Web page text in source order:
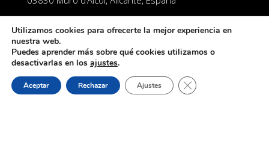
Tel.: 96 5530557
email:info@vilademuro.net
Utilizamos cookies para ofrecerte la mejor experiencia en
nuestra web.
Puedes aprender más sobre qué cookies utilizamos o
desactivarlas en los ajustes.
Aceptar Rechazar Ajustes Cerrar el banner de